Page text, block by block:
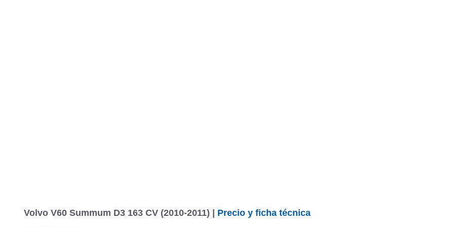
Volvo V60 Summum D3 163 CV (2010-2011) | Precio y ficha técnica